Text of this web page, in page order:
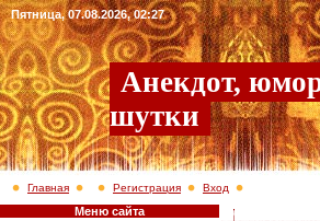
Пятница, 07.08.2026, 02:27
Анекдот,
шутки
Главная Регистрация Вход
Меню сайта